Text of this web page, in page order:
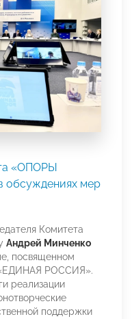
«ОПОРЫ
обсуждениях мер
Комитета
Андрей Минченко
посвященном
РОССИЯ».
реализации
поддержки